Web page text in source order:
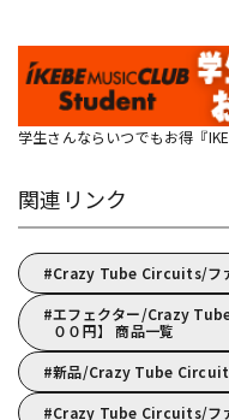
学生さんならいつでもお得『
関連リンク
Crazy Tube Circuits/フ
エフェクター/Crazy
００円】 商品一覧
新品/Crazy Tube
Crazy Tube Circuits/フ